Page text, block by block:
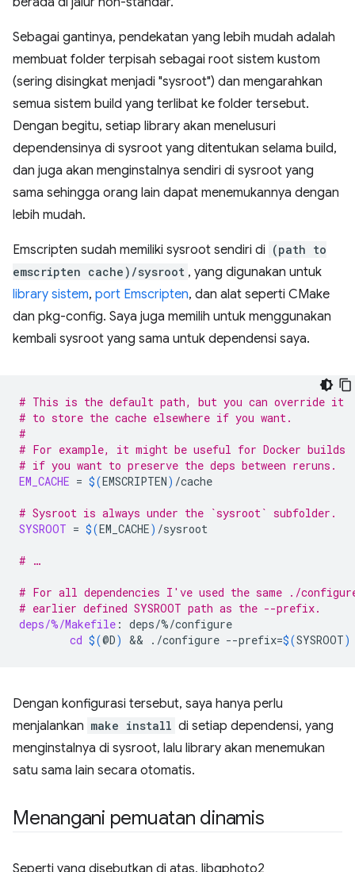
Sebagai gantinya, pendekatan yang lebih mudah adalah
membuat folder terpisah sebagai root sistem kustom
(sering disingkat menjadi "sysroot") dan mengarahkan
semua sistem build yang terlibat ke folder tersebut.
Dengan begitu, setiap library akan menelusuri
dependensinya di sysroot yang ditentukan selama build,
dan juga akan menginstalnya sendiri di sysroot yang
sama sehingga orang lain dapat menemukannya dengan
lebih mudah.
Emscripten sudah memiliki sysroot sendiri di (path to
emscripten cache)/sysroot , yang digunakan untuk
library sistem, port Emscripten, dan alat seperti CMake
dan pkg-config. Saya juga memilih untuk menggunakan
kembali sysroot yang sama untuk dependensi saya.
# This is the default path, but you can override it
# to store the cache elsewhere if you want.
#
# For example, it might be useful for Docker builds
# if you want to preserve the deps between reruns.
EM_CACHE = $(EMSCRIPTEN) /cache
# Sysroot is always under the `sysroot` subfolder.
SYSROOT = $(EM_CACHE) /sysroot
# …
# For all dependencies I've used the same ./
# earlier defined SYSROOT path as the --prefix.
deps/%/Makefile : deps/%/configure
cd $(@D) && ./configure --prefix=$(SYSROOT)
Dengan konfigurasi tersebut, saya hanya perlu
menjalankan make install di setiap dependensi, yang
menginstalnya di sysroot, lalu library akan menemukan
satu sama lain secara otomatis.
Menangani pemuatan dinamis